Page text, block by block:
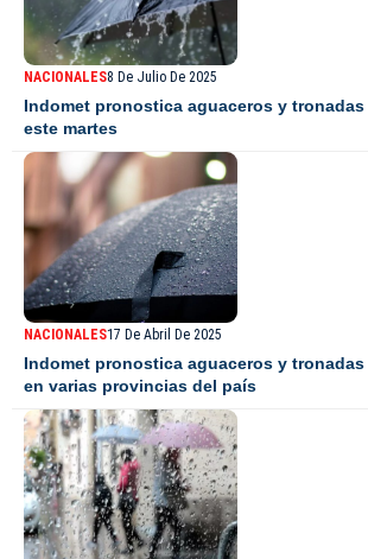
NACIONALES8 De Julio De 2025
Indomet pronostica aguaceros y
este martes
NACIONALES17 De Abril De 2025
Indomet pronostica aguaceros y tronadas
en varias provincias del país